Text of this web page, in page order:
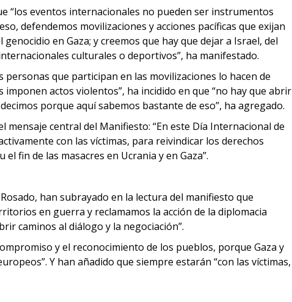
“los eventos internacionales no pueden ser instrumentos
defendemos movilizaciones y acciones pacíficas que exijan
en Gaza; y creemos que hay que dejar a Israel, del
culturales o deportivos”, ha manifestado.
que participan en las movilizaciones lo hacen de
actos violentos”, ha incidido en que “no hay que abrir
porque aquí sabemos bastante de eso”, ha agregado.
mensaje central del Manifiesto: “En este Día Internacional de
con las víctimas, para reivindicar los derechos
fin de las masacres en Ucrania y en Gaza”.
han subrayado en la lectura del manifiesto que
en guerra y reclamamos la acción de la diplomacia
caminos al diálogo y la negociación”.
y el reconocimiento de los pueblos, porque Gaza y
Y han añadido que siempre estarán “con las víctimas,